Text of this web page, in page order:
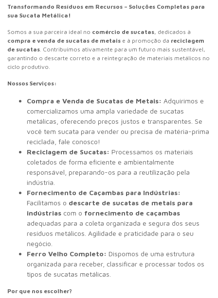
Transformando Resíduos em Recursos – Soluções Completas para
sua Sucata Metálica!
Somos a sua parceira ideal no comércio de sucatas, dedicados à
compra e venda de sucatas de metais e à promoção da reciclagem
de sucatas . Contribuímos ativamente para um futuro mais sustentável,
garantindo o descarte correto e a reintegração de materiais metálicos no
ciclo produtivo.
Nossos Serviços:
Compra e Venda de Sucatas de Metais: Adquirimos e
comercializamos uma ampla variedade de sucatas
metálicas, oferecendo preços justos e transparentes. Se
você tem sucata para vender ou precisa de matéria-prima
reciclada, fale conosco!
Reciclagem de Sucatas: Processamos os materiais
coletados de forma eficiente e ambientalmente
responsável, preparando-os para a reutilização pela
indústria.
Fornecimento de Caçambas para Indústrias:
Facilitamos o descarte de sucatas de metais para
indústrias com o fornecimento de caçambas
adequadas para a coleta organizada e segura dos seus
resíduos metálicos. Agilidade e praticidade para o seu
negócio.
Ferro Velho Completo: Dispomos de uma estrutura
organizada para receber, classificar e processar todos os
tipos de sucatas metálicas.
Por que nos escolher?